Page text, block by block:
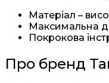
Матеріал –
Максимальна
Покрокова
Про бренд